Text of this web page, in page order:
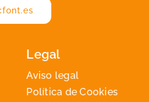
Legal
Aviso legal
Política de Cookies